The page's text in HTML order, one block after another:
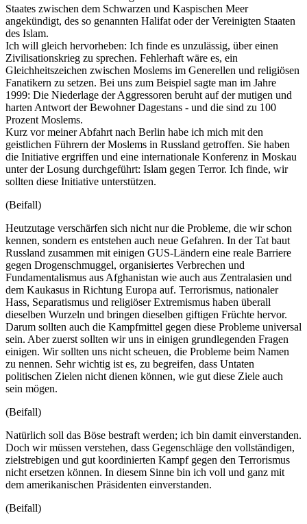
Staates zwischen dem Schwarzen und Kaspischen Meer
angekündigt, des so genannten Halifat oder der Vereinigten Staaten
des Islam.
Ich will gleich hervorheben: Ich finde es unzulässig, über einen
Zivilisationskrieg zu sprechen. Fehlerhaft wäre es, ein
Gleichheitszeichen zwischen Moslems im Generellen und religiösen
Fanatikern zu setzen. Bei uns zum Beispiel sagte man im Jahre
1999: Die Niederlage der Aggressoren beruht auf der mutigen und
harten Antwort der Bewohner Dagestans - und die sind zu 100
Prozent Moslems.
Kurz vor meiner Abfahrt nach Berlin habe ich mich mit den
geistlichen Führern der Moslems in Russland getroffen. Sie haben
die Initiative ergriffen und eine internationale Konferenz in Moskau
unter der Losung durchgeführt: Islam gegen Terror. Ich finde, wir
sollten diese Initiative unterstützen.
(Beifall)
Heutzutage verschärfen sich nicht nur die Probleme, die wir schon
kennen, sondern es entstehen auch neue Gefahren. In der Tat baut
Russland zusammen mit einigen GUS-Ländern eine reale Barriere
gegen Drogenschmuggel, organisiertes Verbrechen und
Fundamentalismus aus Afghanistan wie auch aus Zentralasien und
dem Kaukasus in Richtung Europa auf. Terrorismus, nationaler
Hass, Separatismus und religiöser Extremismus haben überall
dieselben Wurzeln und bringen dieselben giftigen Früchte hervor.
Darum sollten auch die Kampfmittel gegen diese Probleme universal
sein. Aber zuerst sollten wir uns in einigen grundlegenden Fragen
einigen. Wir sollten uns nicht scheuen, die Probleme beim Namen
zu nennen. Sehr wichtig ist es, zu begreifen, dass Untaten
politischen Zielen nicht dienen können, wie gut diese Ziele auch
sein mögen.
(Beifall)
Natürlich soll das Böse bestraft werden; ich bin damit einverstanden.
Doch wir müssen verstehen, dass Gegenschläge den vollständigen,
zielstrebigen und gut koordinierten Kampf gegen den Terrorismus
nicht ersetzen können. In diesem Sinne bin ich voll und ganz mit
dem amerikanischen Präsidenten einverstanden.
(Beifall)